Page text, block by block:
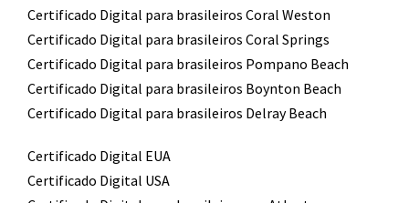
Certificado Digital para brasileiros Coral Weston
Certificado Digital para brasileiros Coral Springs
Certificado Digital para brasileiros Pompano Beach
Certificado Digital para brasileiros Boynton Beach
Certificado Digital para brasileiros Delray Beach
Certificado Digital EUA
Certificado Digital USA